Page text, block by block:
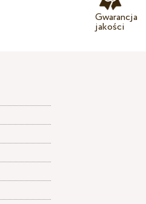
Gwarancja
jakości